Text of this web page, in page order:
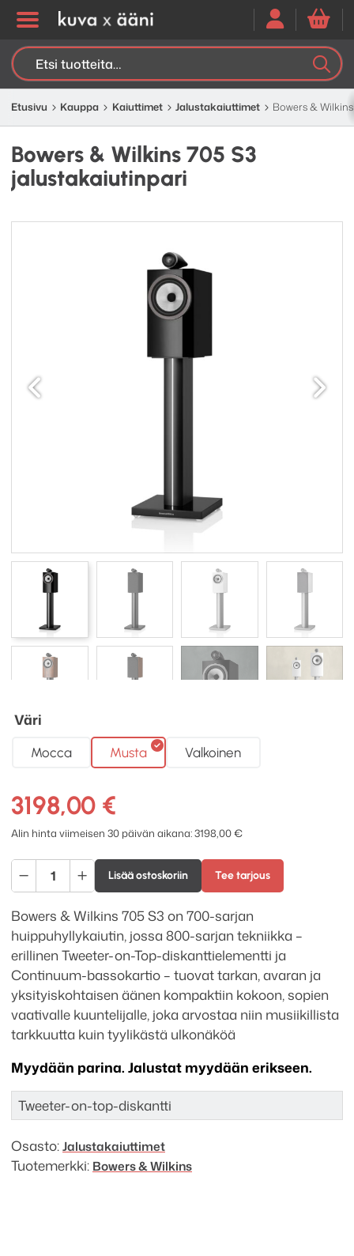
Etsi:
Etusivu Kauppa Kaiuttimet Jalusta­kaiuttimet Bowers &
Bowers & Wilkins 705 S3
jalustakaiutinpari
Väri
Mocca Musta Valkoinen
3198,00 €
Alin hinta viimeisen 30 päivän aikana:3198,00€
Bowers
&
Wilkins
705
S3
jalustakaiutinpari
määrä
Lisää ostoskoriin Tee tarjous
Bowers & Wilkins 705 S3 on 700-sarjan
huippuhyllykaiutin, jossa 800-sarjan tekniikka –
erillinen Tweeter-on-Top-diskanttielementti ja
Continuum-bassokartio – tuovat tarkan, avaran ja
yksityiskohtaisen äänen kompaktiin kokoon, sopien
vaativalle kuuntelijalle, joka arvostaa niin musiikillista
tarkkuutta kuin tyylikästä ulkonäköä
Myydään parina. Jalustat myydään erikseen.
Tweeter-on-top-diskantti
Osasto:Jalusta­kaiuttimet
Tuotemerkki: Bowers & Wilkins